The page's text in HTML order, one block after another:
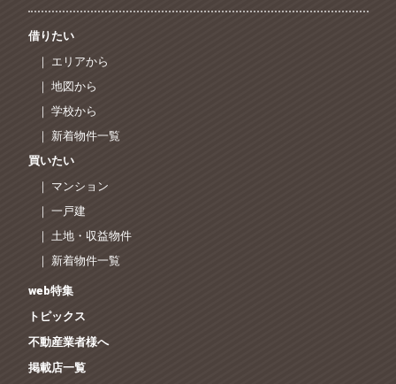
借りたい
｜ エリアから
｜ 地図から
｜ 学校から
｜ 新着物件一覧
買いたい
｜ マンション
｜ 一戸建
｜ 土地・収益物件
｜ 新着物件一覧
web特集
トピックス
不動産業者様へ
掲載店一覧